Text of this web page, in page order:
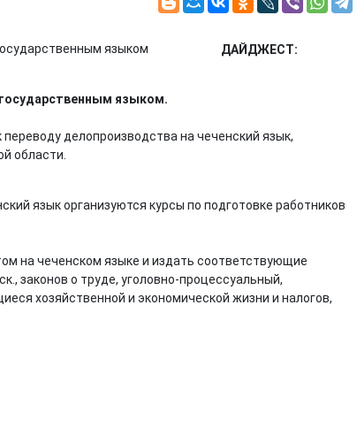
ДАЙДЖЕСТ:
языком.
делопроизводства на чеченский язык,
области.
язык организуются курсы по подготовке работников
на чеченском языке и издать соответствующие
законов о труде, уголовно-процессуальный,
хозяйственной и экономической жизни и налогов,